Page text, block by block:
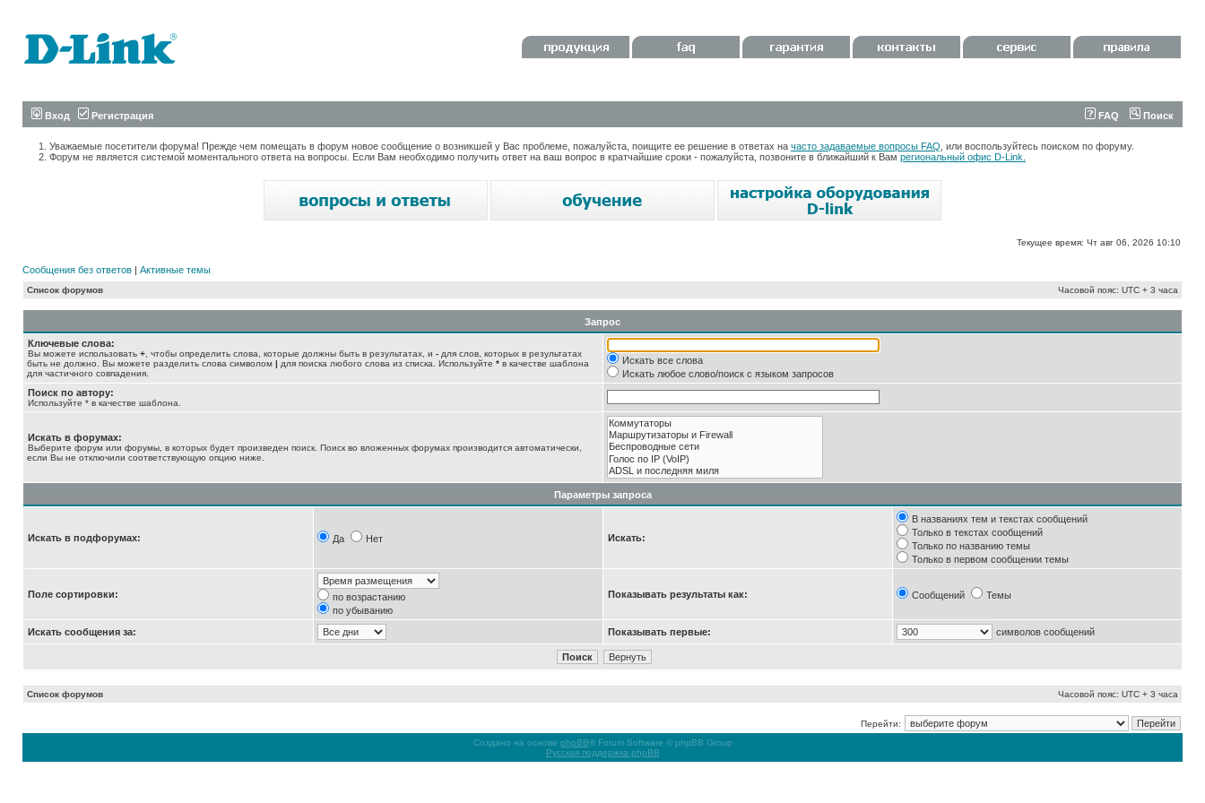
Вход Регистрация FAQ Поиск
Уважаемые посетители форума! Прежде чем помещать в форум новое сообщение о возникшей у Вас проблеме, пожалуйста, поищите ее решение в ответах на часто задаваемые вопросы FAQ , или воспользуйтесь поиском по форуму.
Форум не является системой моментального ответа на вопросы. Если Вам необходимо получить ответ на ваш вопрос в кратчайшие сроки - пожалуйста, позвоните в ближайший к Вам региональный офис D-Link.
Текущее время: Чт авг 06, 2026 10:10
Сообщения без ответов | Активные темы
Список форумов Часовой пояс: UTC + 3 часа
Запрос
Ключевые слова:
Вы можете использовать + , чтобы определить слова, которые должны быть в результатах, и - для слов, которых в результатах
быть не должно. Вы можете разделить слова символом | для поиска любого слова из списка. Используйте * в качестве шаблона
для частичного совпадения.
Искать все слова
Искать любое слово/поиск с языком запросов
Поиск по автору:
Используйте * в качестве шаблона.
Искать в форумах:
Выберите форум или форумы, в которых будет произведен поиск. Поиск во вложенных форумах производится автоматически,
если Вы не отключили соответствующую опцию ниже.
Параметры запроса
Искать в подфорумах: Да Нет Искать:
В названиях тем и текстах сообщений
Только в текстах сообщений
Только по названию темы
Только в первом сообщении темы
Поле сортировки:
по возрастанию
по убыванию
Показывать результаты как: Сообщений Темы
Искать сообщения за: Показывать первые: символов сообщений
Список форумов Часовой пояс: UTC + 3 часа
Перейти:
Создано на основе phpBB® Forum Software © phpBB Group
Русская поддержка phpBB